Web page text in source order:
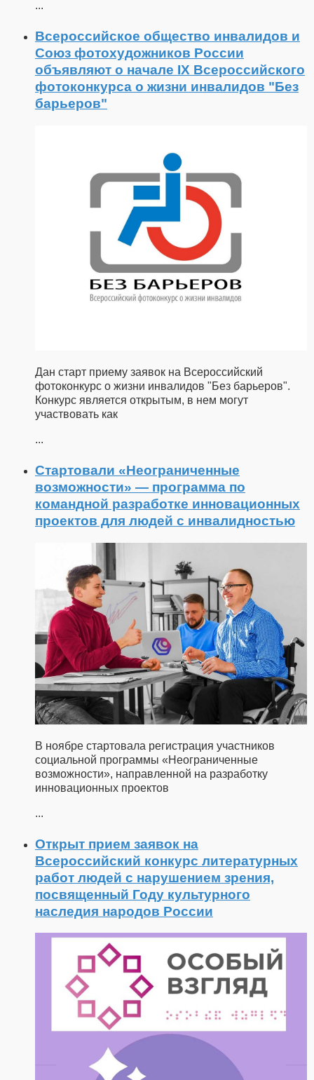
...
Всероссийское общество инвалидов и
Союз фотохудожников России
объявляют о начале IX Всероссийского
фотоконкурса о жизни инвалидов "Без
барьеров"
Дан старт приему заявок на Всероссийский
фотоконкурс о жизни инвалидов "Без барьеров".
Конкурс является открытым, в нем могут
участвовать как
...
Стартовали «Неограниченные
возможности» — программа по
командной разработке инновационных
проектов для людей с инвалидностью
В ноябре стартовала регистрация участников
социальной программы «Неограниченные
возможности», направленной на разработку
инновационных проектов
...
Открыт прием заявок на
Всероссийский конкурс литературных
работ людей с нарушением зрения,
посвященный Году культурного
наследия народов России